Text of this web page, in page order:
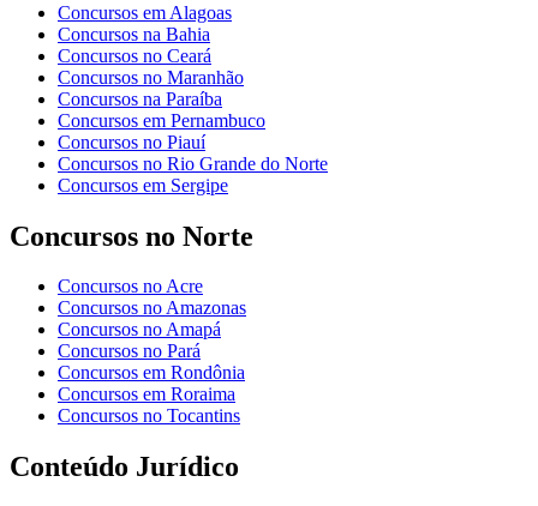
Concursos em Alagoas
Concursos na Bahia
Concursos no Ceará
Concursos no Maranhão
Concursos na Paraíba
Concursos em Pernambuco
Concursos no Piauí
Concursos no Rio Grande do Norte
Concursos em Sergipe
Concursos no Norte
Concursos no Acre
Concursos no Amazonas
Concursos no Amapá
Concursos no Pará
Concursos em Rondônia
Concursos em Roraima
Concursos no Tocantins
Conteúdo Jurídico